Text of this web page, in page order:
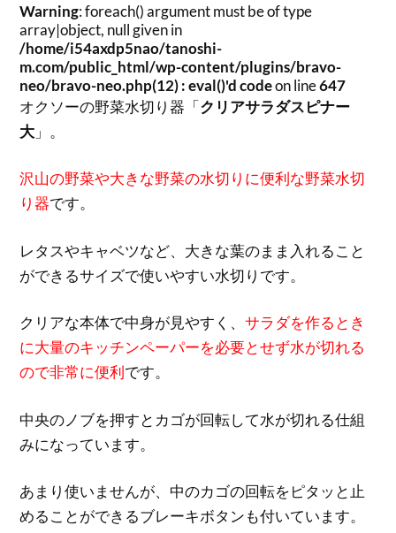
Warning: foreach() argument must be of type
array|object, null given in
/home/i54axdp5nao/tanoshi-
m.com/public_html/wp-content/plugins/bravo-
neo/bravo-neo.php(12) : eval()'d codeon line647
オクソーの野菜水切り器「クリアサラダスピナー
大 」。
沢山の野菜や大きな野菜の水切りに便利な野菜水切
り器です。
レタスやキャベツなど、大きな葉のまま入れること
ができるサイズで使いやすい水切りです。
クリアな本体で中身が見やすく、サラダを作るとき
に大量のキッチンペーパーを必要とせず水が切れる
ので非常に便利です。
中央のノブを押すとカゴが回転して水が切れる仕組
みになっています。
あまり使いませんが、中のカゴの回転をピタッと止
めることができるブレーキボタンも付いています。